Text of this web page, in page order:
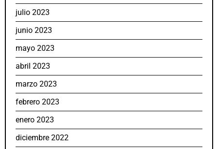
julio 2023
junio 2023
mayo 2023
abril 2023
marzo 2023
febrero 2023
enero 2023
diciembre 2022